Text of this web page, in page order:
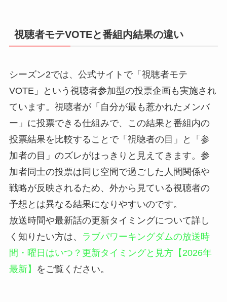
視聴者モテVOTEと番組内結果の違い
シーズン2では、公式サイトで「視聴者モテ
VOTE」という視聴者参加型の投票企画も実施され
ています。視聴者が「自分が最も惹かれたメンバ
ー」に投票できる仕組みで、この結果と番組内の
投票結果を比較することで「視聴者の目」と「参
加者の目」のズレがはっきりと見えてきます。参
加者同士の投票は同じ空間で過ごした人間関係や
戦略が反映されるため、外から見ている視聴者の
予想とは異なる結果になりやすいのです。
放送時間や最新話の更新タイミングについて詳し
く知りたい方は、
ラブパワーキングダムの放送時
間・曜日はいつ？更新タイミングと見方【2026年
最新】
をご覧ください。